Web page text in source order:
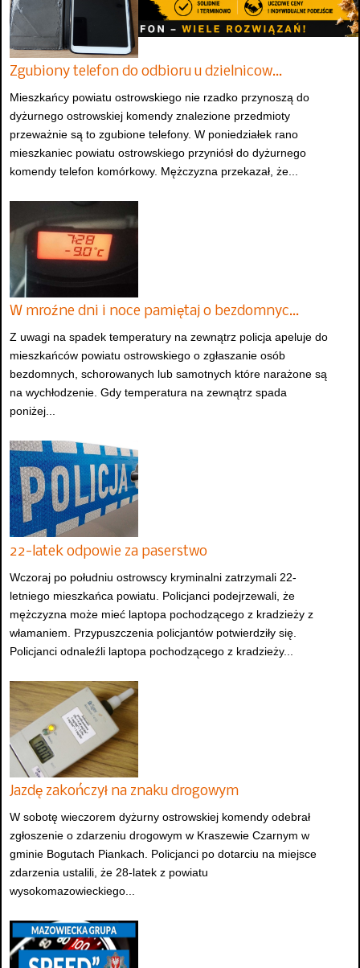
Zgubiony telefon do odbioru u dzielnicow…
Mieszkańcy powiatu ostrowskiego nie rzadko przynoszą do
dyżurnego ostrowskiej komendy znalezione przedmioty
przeważnie są to zgubione telefony. W poniedziałek rano
mieszkaniec powiatu ostrowskiego przyniósł do dyżurnego
komendy telefon komórkowy. Mężczyzna przekazał, że...
W mroźne dni i noce pamiętaj o bezdomnyc…
Z uwagi na spadek temperatury na zewnątrz policja apeluje do
mieszkańców powiatu ostrowskiego o zgłaszanie osób
bezdomnych, schorowanych lub samotnych które narażone są
na wychłodzenie. Gdy temperatura na zewnątrz spada
poniżej...
22-latek odpowie za paserstwo
Wczoraj po południu ostrowscy kryminalni zatrzymali 22-
letniego mieszkańca powiatu. Policjanci podejrzewali, że
mężczyzna może mieć laptopa pochodzącego z kradzieży z
włamaniem. Przypuszczenia policjantów potwierdziły się.
Policjanci odnaleźli laptopa pochodzącego z kradzieży...
Jazdę zakończył na znaku drogowym
W sobotę wieczorem dyżurny ostrowskiej komendy odebrał
zgłoszenie o zdarzeniu drogowym w Kraszewie Czarnym w
gminie Bogutach Piankach. Policjanci po dotarciu na miejsce
zdarzenia ustalili, że 28-latek z powiatu
wysokomazowieckiego...